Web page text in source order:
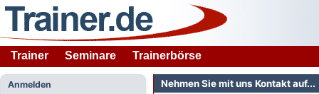
Trainer Seminare Trainerbörse
Anmelden Nehmen Sie mit uns Kontakt auf...